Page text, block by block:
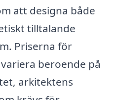
att designa både
tilltalande
Priserna för
beroende på
arkitektens